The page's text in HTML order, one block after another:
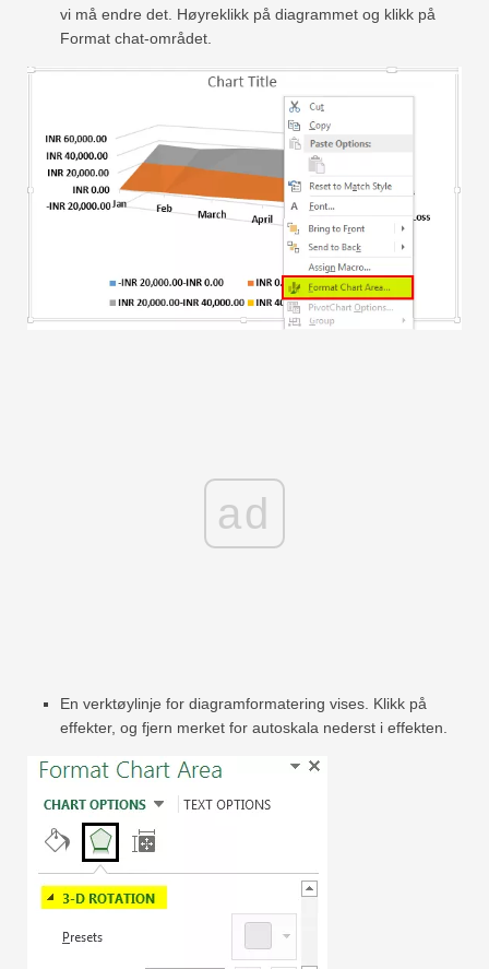
vi må endre det. Høyreklikk på diagrammet og klikk på
Format chat-området.
ad
En verktøylinje for diagramformatering vises. Klikk på
effekter, og fjern merket for autoskala nederst i effekten.